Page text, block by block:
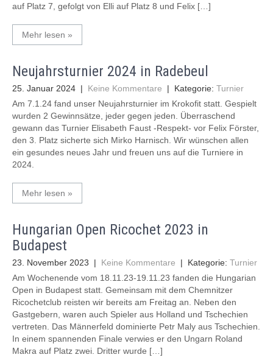
auf Platz 7, gefolgt von Elli auf Platz 8 und Felix […]
Mehr lesen »
Neujahrsturnier 2024 in Radebeul
25. Januar 2024 | Keine Kommentare | Kategorie: Turnier
Am 7.1.24 fand unser Neujahrsturnier im Krokofit statt. Gespielt
wurden 2 Gewinnsätze, jeder gegen jeden. Überraschend
gewann das Turnier Elisabeth Faust -Respekt- vor Felix Förster,
den 3. Platz sicherte sich Mirko Harnisch. Wir wünschen allen
ein gesundes neues Jahr und freuen uns auf die Turniere in
2024.
Mehr lesen »
Hungarian Open Ricochet 2023 in
Budapest
23. November 2023 | Keine Kommentare | Kategorie: Turnier
Am Wochenende vom 18.11.23-19.11.23 fanden die Hungarian
Open in Budapest statt. Gemeinsam mit dem Chemnitzer
Ricochetclub reisten wir bereits am Freitag an. Neben den
Gastgebern, waren auch Spieler aus Holland und Tschechien
vertreten. Das Männerfeld dominierte Petr Maly aus Tschechien.
In einem spannenden Finale verwies er den Ungarn Roland
Makra auf Platz zwei. Dritter wurde […]